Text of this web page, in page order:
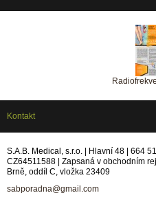
Kontakt
S.A.B. Medical, s.r.o. | Hlavní 48 | 664
CZ64511588 | Zapsaná v obchodním
Brně, oddíl C, vložka 23409
sabporadna@gmail.com